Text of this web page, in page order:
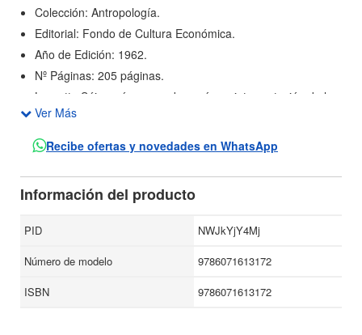
Colección: Antropología.
Editorial: Fondo de Cultura Económica.
Año de Edición: 1962.
Nº Páginas: 205 páginas.
Laurette Séjourné emprende aquí una interpretación de la
cultura prehispánica que no equivale a una relación de
descubrimientos, sino a la interpretación del sentido de la
salvadas del furor de la destrucción.
Ver Más
Recibe ofertas y novedades en WhatsApp
Información del producto
PID
NWJkYjY4Mj
Número de modelo
9786071613172
ISBN
9786071613172